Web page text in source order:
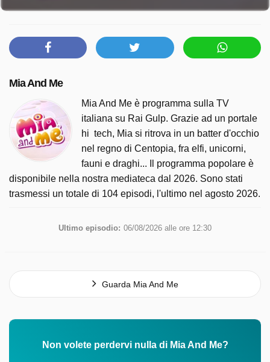
Mia And Me
Mia And Me è programma sulla TV
italiana su Rai Gulp. Grazie ad un portale
hi  tech, Mia si ritrova in un batter d'occhio
nel regno di Centopia, fra elfi, unicorni,
fauni e draghi... Il programma popolare è
disponibile nella nostra mediateca dal 2026. Sono stati
trasmessi un totale di 104 episodi, l'ultimo nel agosto 2026.
Ultimo episodio: 06/08/2026 alle ore 12:30
Guarda Mia And Me
Non volete perdervi nulla di Mia And Me?